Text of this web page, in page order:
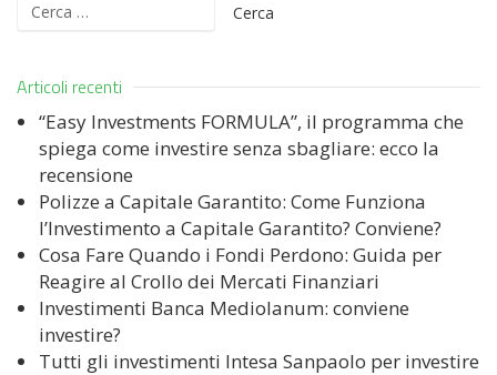
Articoli recenti
“Easy Investments FORMULA”, il programma che
spiega come investire senza sbagliare: ecco la
recensione
Polizze a Capitale Garantito: Come Funziona
l’Investimento a Capitale Garantito? Conviene?
Cosa Fare Quando i Fondi Perdono: Guida per
Reagire al Crollo dei Mercati Finanziari
Investimenti Banca Mediolanum: conviene
investire?
Tutti gli investimenti Intesa Sanpaolo per investire